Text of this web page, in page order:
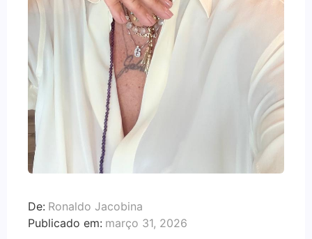
De: Ronaldo Jacobina
Publicado em: março 31, 2026